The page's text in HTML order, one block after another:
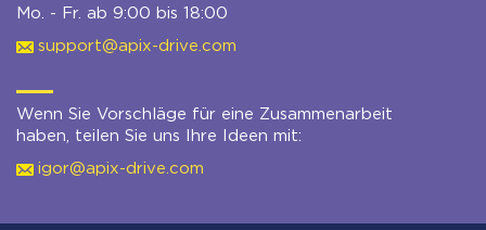
Mo. - Fr. ab 9:00 bis 18:00
support@apix-drive.com
Wenn Sie Vorschläge für eine Zusammenarbeit
haben, teilen Sie uns Ihre Ideen mit:
igor@apix-drive.com